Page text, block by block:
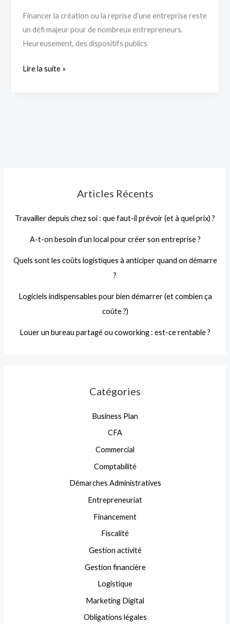
Articles Récents
Travailler depuis chez soi : que faut-il prévoir (et à quel prix) ?
A-t-on besoin d’un local pour créer son entreprise ?
Quels sont les coûts logistiques à anticiper quand on démarre
?
Logiciels indispensables pour bien démarrer (et combien ça
coûte ?)
Louer un bureau partagé ou coworking : est-ce rentable ?
Catégories
Business Plan
CFA
Commercial
Comptabilité
Démarches Administratives
Entrepreneuriat
Financement
Fiscalité
Gestion activité
Gestion financière
Logistique
Marketing Digital
Obligations légales
Financer la création ou la reprise d’une entreprise reste
un défi majeur pour de nombreux entrepreneurs.
Heureusement, des dispositifs publics
Lire la suite »